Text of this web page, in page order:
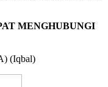
MENGHUBUNGI
(Iqbal)